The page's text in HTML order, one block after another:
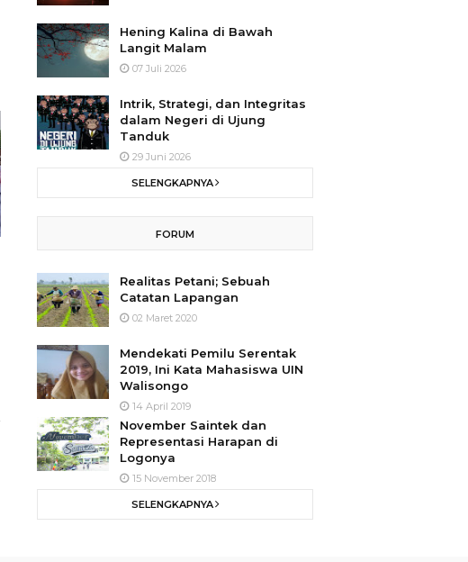
Hening Kalina di Bawah
Langit Malam
07 Juli 2026
Intrik, Strategi, dan Integritas
dalam Negeri di Ujung
Tanduk
29 Juni 2026
SELENGKAPNYA
FORUM
Realitas Petani; Sebuah
Catatan Lapangan
02 Maret 2020
Mendekati Pemilu Serentak
2019, Ini Kata Mahasiswa UIN
Walisongo
14 April 2019
November Saintek dan
Representasi Harapan di
Logonya
15 November 2018
SELENGKAPNYA